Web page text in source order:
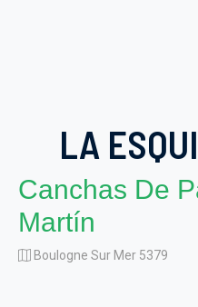
LA
Canchas De
Martín
Boulogne Sur Mer 5379